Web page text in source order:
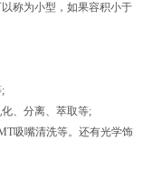
称为小型，如果容积小于
、分离、萃取等;
吸嘴清洗等。还有光学饰